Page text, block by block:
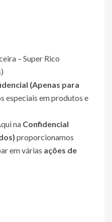
– Super Rico
(Apenas para
especiais em produtos e
na Confidencial
proporcionamos
em várias ações de